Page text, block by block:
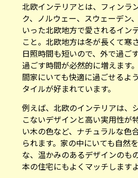
北欧インテリアとは、フィンラ
ク、ノルウェー、スウェーデン
いった北欧地方で愛されるイン
こと。北欧地方は冬が長くて寒
日照時間も短いので、外で過ご
過ごす時間が必然的に増えます
間家にいても快適に過ごせるよ
タイルが好まれています。
例えば、北欧のインテリアは、
こないデザインと高い実用性が
い木の色など、ナチュラルな色
られます。家の中にいても自然
な、温かみのあるデザインのも
本の住宅にもよくマッチしますよ